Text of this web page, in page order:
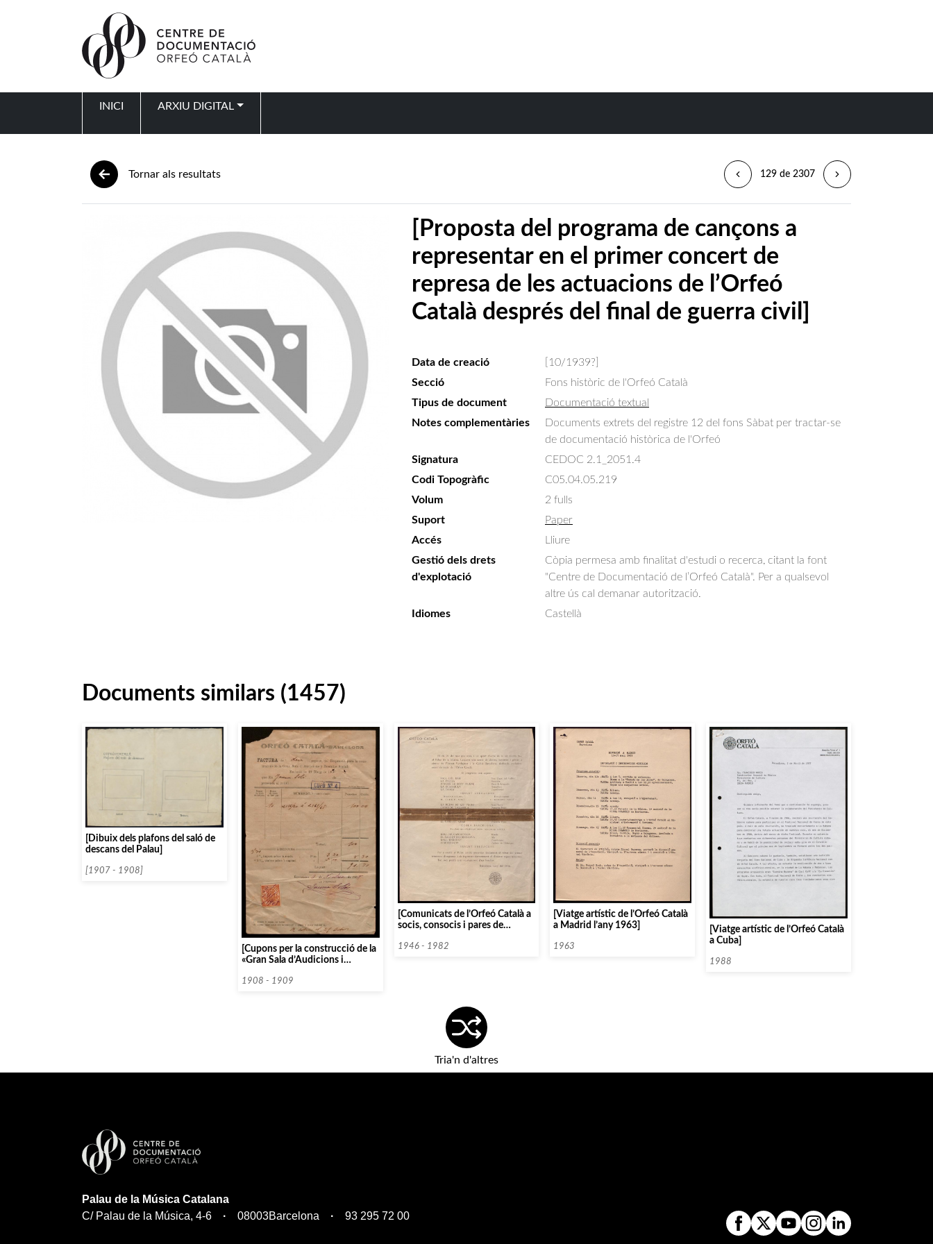
INICI ARXIU DIGITAL
Tornar als resultats 129 de 2307
[Proposta del programa de cançons a
representar en el primer concert de
represa de les actuacions de l’Orfeó
Català després del final de guerra civil]
Data de creació
[10/1939?]
Secció
Fons històric de l'Orfeó Català
Tipus de document
Documentació textual
Notes complementàries
Documents extrets del registre 12 del fons Sàbat per tractar-se
de documentació històrica de l'Orfeó
Signatura
CEDOC 2.1_2051.4
Codi Topogràfic
C05.04.05.219
Volum
2 fulls
Suport
Paper
Accés
Lliure
Gestió dels drets
d'explotació
Còpia permesa amb finalitat d'estudi o recerca, citant la font
"Centre de Documentació de l’Orfeó Català". Per a qualsevol
altre ús cal demanar autorització.
Idiomes
Castellà
Documents similars (1457)
[Dibuix dels plafons del saló de
descans del Palau]
[1907 - 1908]
[Cupons per la construcció de la
«Gran Sala d’Audicions i
1908 - 1909
[Comunicats de l’Orfeó Català a
socis, consocis i pares de
1946 - 1982
[Viatge artístic de l’Orfeó Català
a Madrid l’any 1963]
1963
[Viatge artístic de l’Orfeó Català
a Cuba]
1988
Tria'n d'altres
Palau de la Música Catalana
C/ Palau de la Música, 4-6
08003Barcelona 93 295 72 00